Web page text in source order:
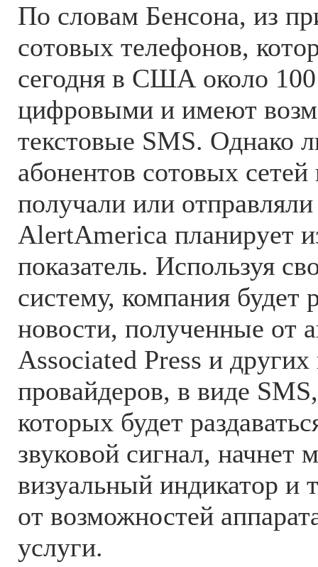
По словам Бенсона, из
сотовых телефонов,
сегодня в США около
цифровыми и имеют
текстовые SMS. Однако
абонентов сотовых сетей
получали или
AlertAmerica планирует
показатель. Используя
систему, компания будет
новости, полученные от
Associated Press и других
провайдеров, в виде
которых будет
звуковой сигнал, начнет
визуальный индикатор и
от возможностей
услуги.